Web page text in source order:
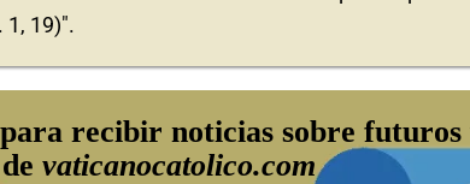
1, 19)".
recibir noticias sobre futuros
vaticanocatolico.com